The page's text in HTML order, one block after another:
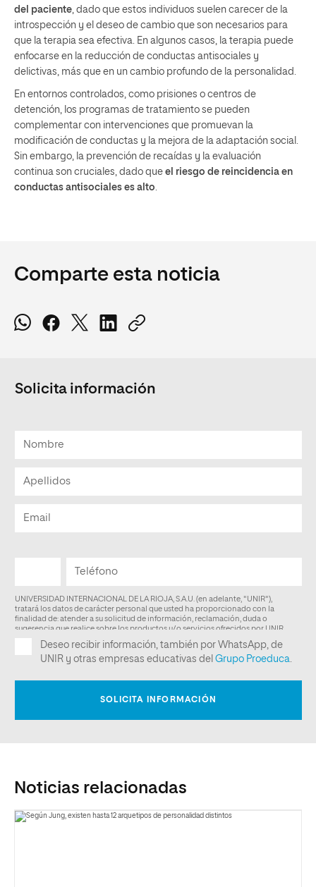
del paciente , dado que estos individuos suelen carecer de la
introspección y el deseo de cambio que son necesarios para
que la terapia sea efectiva. En algunos casos, la terapia puede
enfocarse en la reducción de conductas antisociales y
delictivas, más que en un cambio profundo de la personalidad.
En entornos controlados, como prisiones o centros de
detención, los programas de tratamiento se pueden
complementar con intervenciones que promuevan la
modificación de conductas y la mejora de la adaptación social.
Sin embargo, la prevención de recaídas y la evaluación
continua son cruciales, dado que el riesgo de reincidencia en
conductas antisociales es alto
Comparte esta noticia
Solicita información
Noticias relacionadas